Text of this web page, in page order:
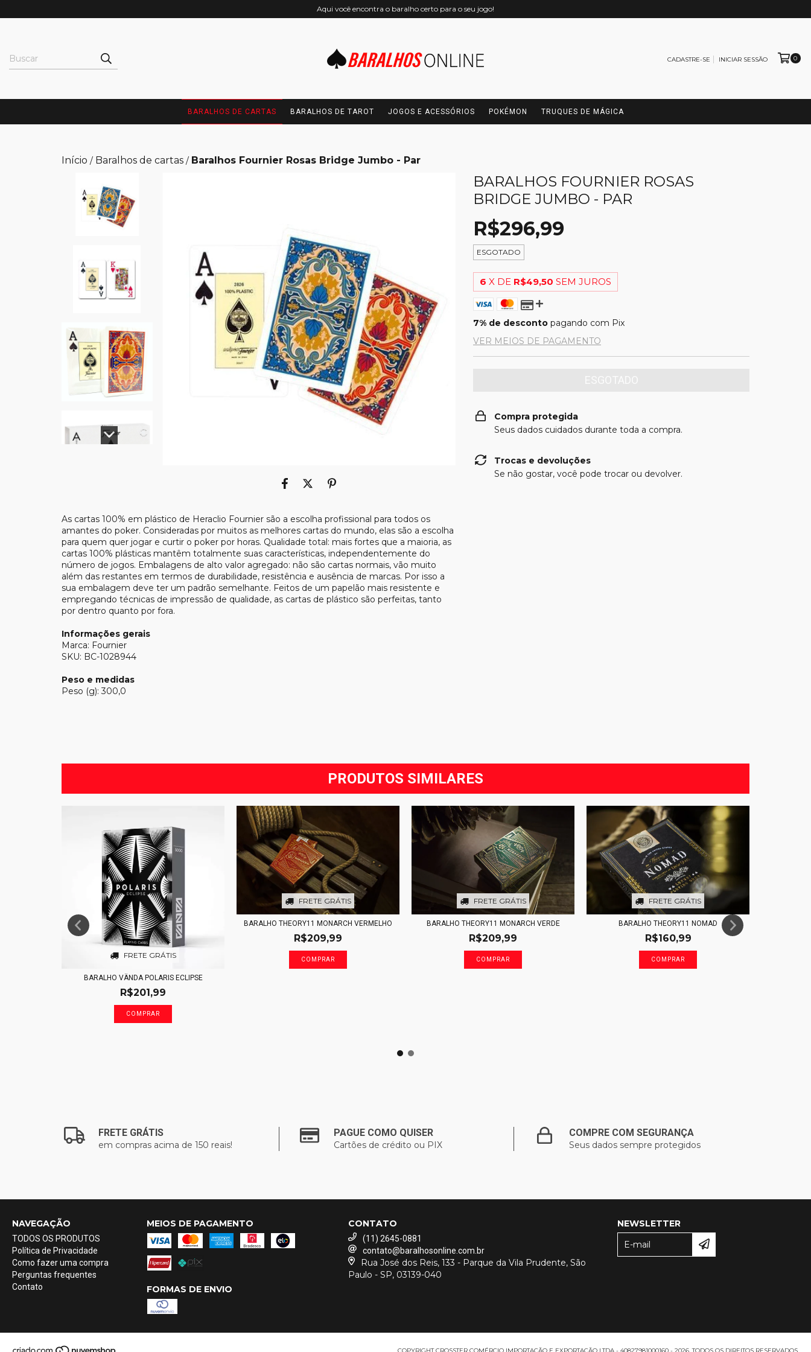
Aqui você encontra o baralho certo para o seu jogo!
CADASTRE-SE INICIAR SESSÃO 0
BARALHOS DE CARTAS BARALHOS DE TAROT JOGOS E ACESSÓRIOS POKÉMON TRUQUES DE MÁGICA
Início / Baralhos de cartas / Baralhos Fournier Rosas Bridge Jumbo - Par
As cartas 100% em plástico de Heraclio Fournier são a escolha profissional para todos os
amantes do poker. Consideradas por muitos as melhores cartas do mundo, elas são a escolha
para quem quer jogar e curtir o poker por horas. Qualidade total: mais fortes que a maioria, as
cartas 100% plásticas mantêm totalmente suas características, independentemente do
número de jogos. Embalagens de alto valor agregado: não são cartas normais, vão muito
além das restantes em termos de durabilidade, resistência e ausência de marcas. Por isso a
sua embalagem deve ter um padrão semelhante. Feitos de um papelão mais resistente e
empregando técnicas de impressão de qualidade, as cartas de plástico são perfeitas, tanto
por dentro quanto por fora.
Informações gerais
Marca: Fournier
SKU: BC-1028944
Peso e medidas
Peso (g): 300,0
BARALHOS FOURNIER ROSAS
BRIDGE JUMBO - PAR
R$296,99
ESGOTADO
6 X DE R$49,50 SEM JUROS
7% de desconto pagando com Pix
VER MEIOS DE PAGAMENTO
Compra protegida
Seus dados cuidados durante toda a compra.
Trocas e devoluções
Se não gostar, você pode trocar ou devolver.
PRODUTOS SIMILARES
FRETE GRÁTIS
BARALHO VÄNDA POLARIS ECLIPSE
R$201,99
FRETE GRÁTIS
BARALHO THEORY11 MONARCH VERMELHO
R$209,99
FRETE GRÁTIS
BARALHO THEORY11 MONARCH VERDE
R$209,99
FRETE GRÁTIS
BARALHO THEORY11 NOMAD
R$160,99
FRETE GRÁTIS
em compras acima de 150 reais!
PAGUE COMO QUISER
Cartões de crédito ou PIX
COMPRE COM SEGURANÇA
Seus dados sempre protegidos
NAVEGAÇÃO
TODOS OS PRODUTOS
Política de Privacidade
Como fazer uma compra
Perguntas frequentes
Contato
MEIOS DE PAGAMENTO
FORMAS DE ENVIO
CONTATO
(11) 2645-0881
contato@baralhosonline.com.br
Rua José dos Reis, 133 - Parque da Vila Prudente, São
Paulo - SP, 03139-040
NEWSLETTER